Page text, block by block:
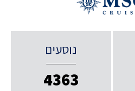
נוסעים
4363